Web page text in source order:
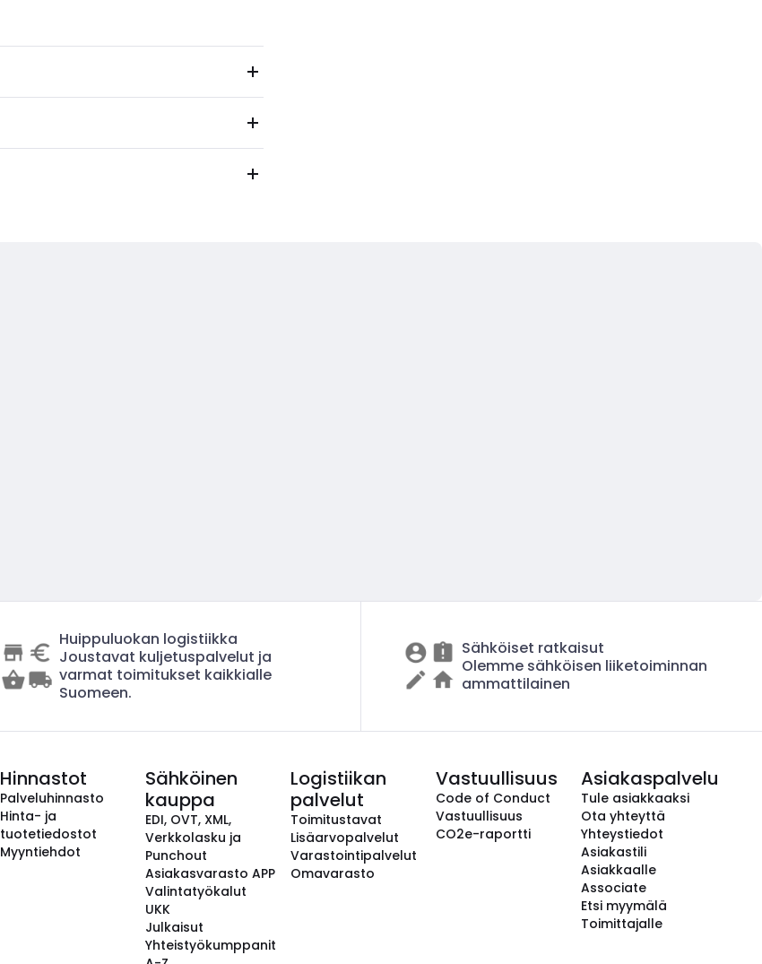
Huippuluokan logistiikka
Joustavat kuljetuspalvelut ja
varmat toimitukset kaikkialle
Suomeen.
Sähköiset ratkaisut
Olemme sähköisen liiketoiminnan
ammattilainen
Hinnastot
Palveluhinnasto
Hinta- ja
tuotetiedostot
Myyntiehdot
Sähköinen
kauppa
EDI, OVT, XML,
Verkkolasku ja
Punchout
Asiakasvarasto APP
Valintatyökalut
UKK
Julkaisut
Yhteistyökumppanit
Logistiikan
palvelut
Toimitustavat
Lisäarvopalvelut
Varastointipalvelut
Omavarasto
Vastuullisuus
Code of Conduct
Vastuullisuus
CO2e-raportti
Asiakaspalvelu
Tule asiakkaaksi
Ota yhteyttä
Yhteystiedot
Asiakastili
Asiakkaalle
Associate
Etsi myymälä
Toimittajalle